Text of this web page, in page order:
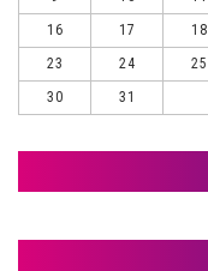
16
17 18
23
24 25
30
31